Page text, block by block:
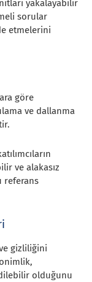
yakalayabilir
sorular
etmelerini
göre
ve dallanma
ve alakasız
referans
gizliliğini
olduğunu